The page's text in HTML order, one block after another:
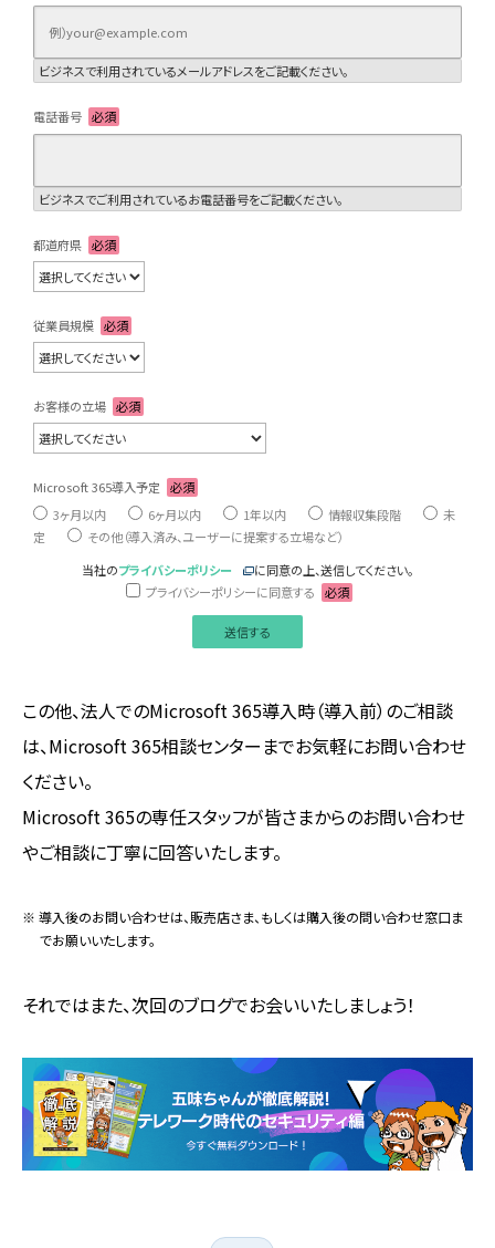
ビジネスで利用されているメールアドレスをご記載ください。
電話番号 必須
ビジネスでご利用されているお電話番号をご記載ください。
都道府県 必須
従業員規模 必須
お客様の立場 必須
Microsoft 365導入予定
必須
3ヶ月以内
6ヶ月以内 1年以内 情報収集段階
未
定
その他（導入済み、ユーザーに提案する立場など）
当社のプライバシーポリシー
に同意の上、送信してください。
プライバシーポリシーに同意する
必須
この他、法人でのMicrosoft 365導入時（導入前）のご相談
は、Microsoft 365相談センターまでお気軽にお問い合わせ
ください。
Microsoft 365の専任スタッフが皆さまからのお問い合わせ
やご相談に丁寧に回答いたします。
※ 導入後のお問い合わせは、販売店さま、もしくは購入後の問い合わせ窓口ま
でお願いいたします。
それではまた、次回のブログでお会いいたしましょう！